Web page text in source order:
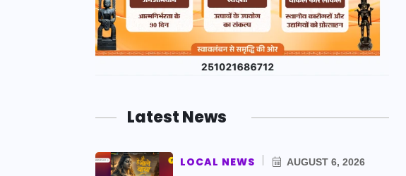
Latest News
LOCAL NEWS AUGUST 6, 2026